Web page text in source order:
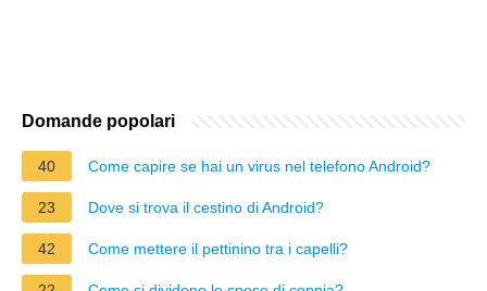
Domande popolari
40 Come capire se hai un virus nel telefono Android?
23 Dove si trova il cestino di Android?
42 Come mettere il pettinino tra i capelli?